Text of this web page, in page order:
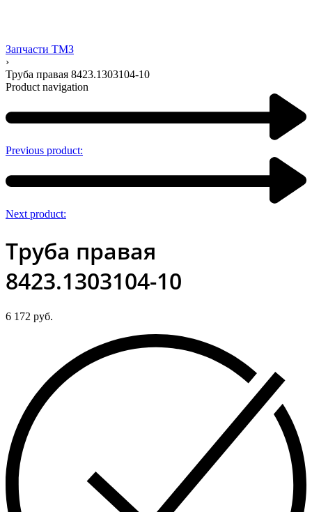
Запчасти ТМЗ
›
Труба правая 8423.1303104-10
Product navigation
Previous product:
Next product:
Труба правая
8423.1303104-10
6 172 руб.